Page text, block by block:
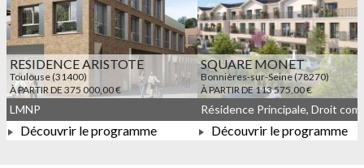
RESIDENCE ARISTOTE
Toulouse (31400)
À PARTIR DE 375 000,00 €
LMNP
Découvrir le programme
SQUARE MONET
Bonnières-sur-Seine (78270)
À PARTIR DE 113 575,00 €
Découvrir le programme